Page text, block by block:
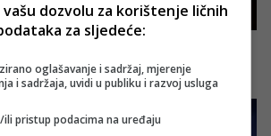
vašu dozvolu za korištenje ličnih
za sljedeće:
oglašavanje i sadržaj, mjerenje
i sadržaja, uvidi u publiku i razvoj usluga
ili pristup podacima na uređaju